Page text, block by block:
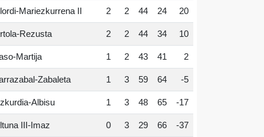
Mariezkurrena II 2 2 44 24 20
Rezusta 2 2 44 34 10
Martija 1 2 43 41 2
Zabaleta 1 3 59 64 -5
Albisu 1 3 48 65 -17
III-Imaz 0 3 29 66 -37